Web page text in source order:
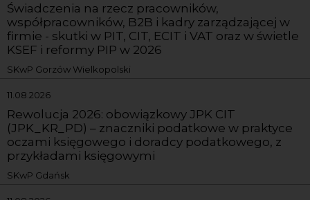
Świadczenia na rzecz pracowników,
współpracowników, B2B i kadry zarządzającej w
firmie - skutki w PIT, CIT, ECIT i VAT oraz w świetle
KSEF i reformy PIP w 2026
SKwP Gorzów Wielkopolski
11.08.2026
Rewolucja 2026: obowiązkowy JPK CIT
(JPK_KR_PD) – znaczniki podatkowe w praktyce
oczami księgowego i doradcy podatkowego, z
przykładami księgowymi
SKwP Gdańsk